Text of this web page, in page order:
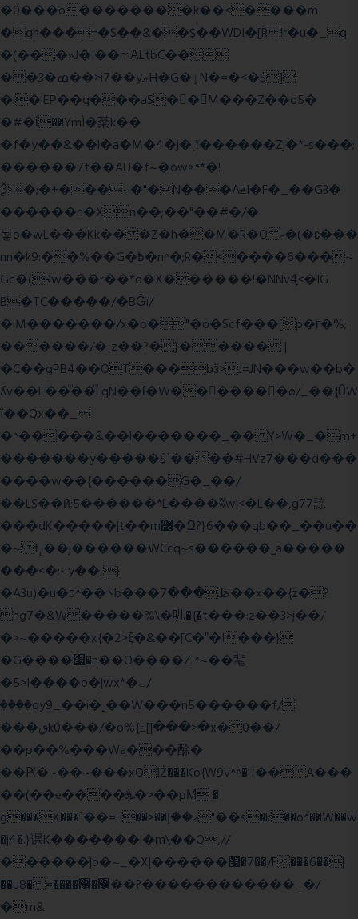
�0���o��������k��<����m
�qh���=�S��&��$��WDI�[R !r�u�_q
�(���»J�I��mΑLtbC��
��3�ߘ��>i7��yޠH�G�ٳN�=�<�$]
�i�!EP��g���aS��M���Z��d5�
�#�ΐ��YmÌ�棻k��
�f�y��&��l�a�M�4�j�ˎī������Zj�*-s���;
������7t� �AU�f~�ow>^*�!
Ѯi�;�+���~�"�N���AƶI�F�_��G3�
������n�Xn��;��"��#�/�
뇧o�wL���Kk���Z�h��M�R�Q˶�(�ɛ���
nn�k9:��%��G�߿�n^�;R�<����6���~
Gc�(Rw���r��*o�X������!�NNv4̙<�IG
B�TC�����/�BĜï/
�|M�������/x�b�"�o�Scf���[p�г�%;
������/�˱z��?�}����� |
�C��gPB4��OT���bӟ>J=JN���w��b�
ʎv��E��ͫ��ͫLqN��ſ�W���ً����o/_��{ÛW
ї��Qx��_
�^�����&��l�������_�� Y>W�_�m+
�������y�����$ߵ����#HVz7���d���
����w��{������G�_��/
��LS��ӣ;5������*L����ʬw|<�L��,g77諒
���dK�����|t��m߼�Զ?}6���qb��_��u��
�~ f˛��j������WCcq~s������˽a�����
���<�;~y��,}
�A3u)�u�ͻ^��܌b���ڟ���7��x��{z�?
hg7�&W�����%\�䶷�{�t���:z��3>j��/
�>~�����x{�2>ξ�&��[C�ˮ�I���}
�G����՗�n��O����Z ^~��靟
�5>I����o�|wx*�؎/
����qy9_��i�˻��W���n5������f/
���ٯk0���/�o%{߸[|���>�x�0��/
��p��%���Wa���酴�
��Ԗ�~��~���xOIŻ���Ko{W9v^^�ד��A���
��(��e����ܞ�>��pΜ �
g���X���ߴ��=E��>��އ��ן"��s�k��o^��W��w
�j4�.}课K�������|�m\��Q,//
������|o�~_�X|������՗�7��/F���6��|
��u8�=����߼�޾��?������������_�/
�m&